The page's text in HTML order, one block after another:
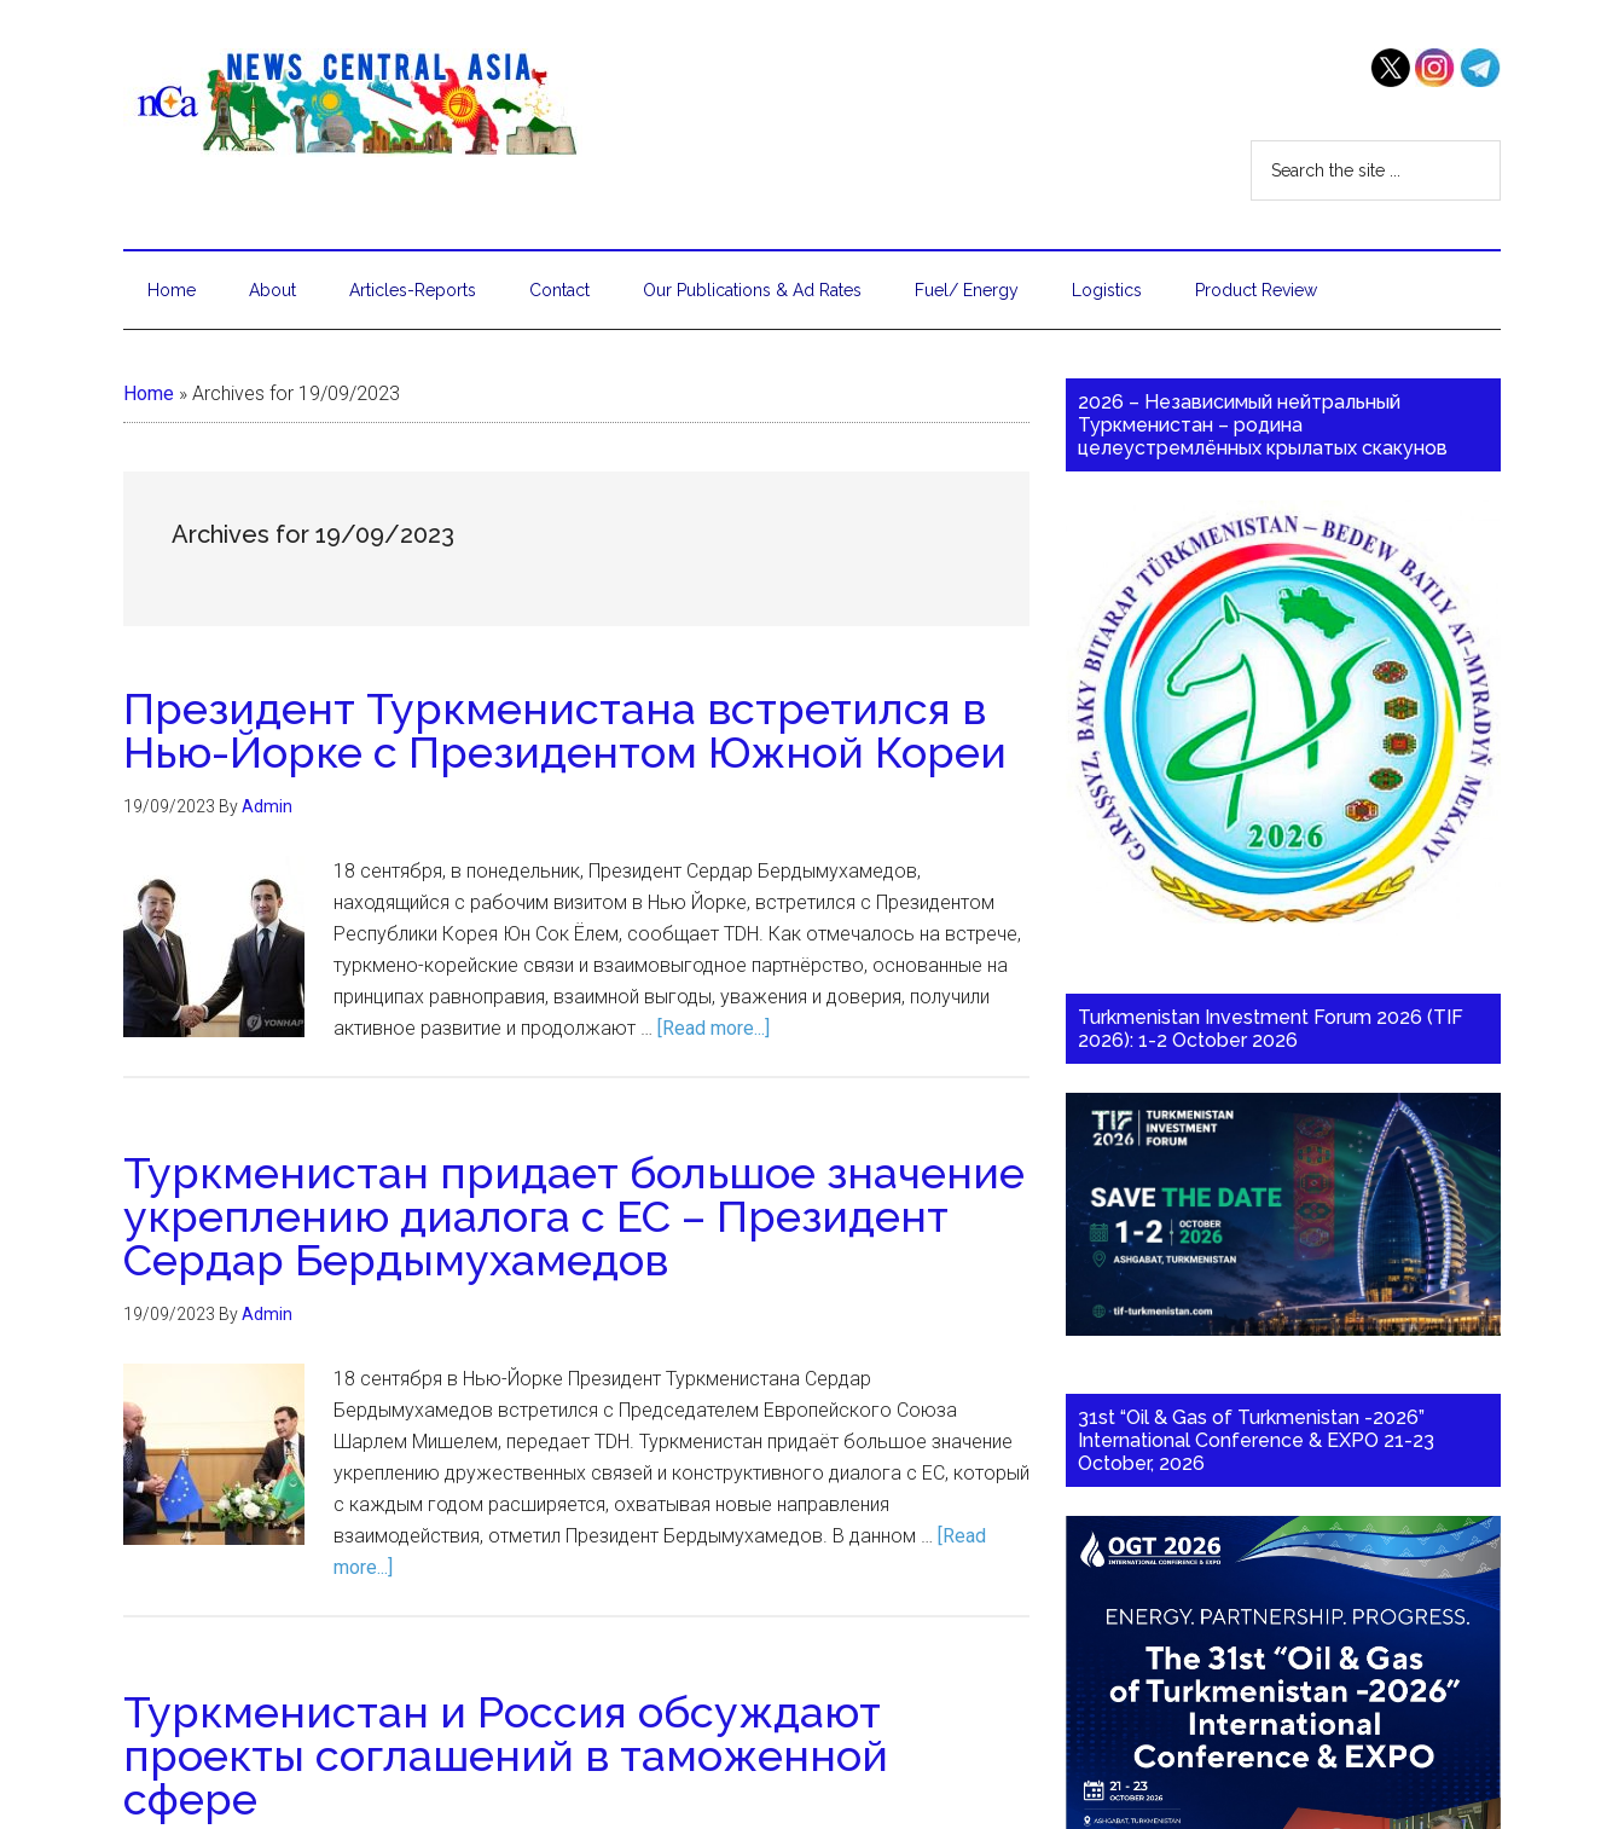
Home About Articles-Reports Contact Our Publications & Ad Rates Fuel/ Energy Logistics Product Review
Home » Archives for 19/09/2023
Archives for 19/09/2023
Президент Туркменистана встретился в
Нью-Йорке с Президентом Южной Кореи
19/09/2023 ByAdmin
18 сентября, в понедельник, Президент Сердар Бердымухамедов,
находящийся с рабочим визитом в Нью Йорке, встретился с Президентом
Республики Корея Юн Сок Ёлем, сообщает TDH. Как отмечалось на встрече,
туркмено-корейские связи и взаимовыгодное партнёрство, основанные на
принципах равноправия, взаимной выгоды, уважения и доверия, получили
активное развитие и продолжают … [Read more...]
Туркменистан придает большое значение
укреплению диалога с ЕС – Президент
Сердар Бердымухамедов
19/09/2023 ByAdmin
18 сентября в Нью-Йорке Президент Туркменистана Сердар
Бердымухамедов встретился с Председателем Европейского Союза
Шарлем Мишелем, передает TDH. Туркменистан придаёт большое значение
укреплению дружественных связей и конструктивного диалога с ЕС, который
с каждым годом расширяется, охватывая новые направления
взаимодействия, отметил Президент Бердымухамедов. В данном … [Read
more...]
Туркменистан и Россия обсуждают
проекты соглашений в таможенной
сфере
2026 – Независимый нейтральный
Туркменистан – родина
целеустремлённых крылатых скакунов
Turkmenistan Investment Forum 2026 (TIF
2026): 1-2 October 2026
31st “Oil & Gas of Turkmenistan -2026”
International Conference & EXPO 21-23
October, 2026